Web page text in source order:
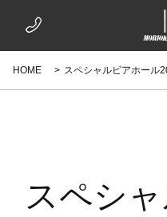
HOME スペシャルビアホール
スペシ